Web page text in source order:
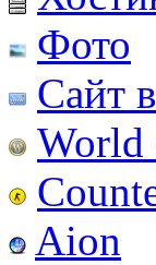
Фото
Сайт
World
Aion